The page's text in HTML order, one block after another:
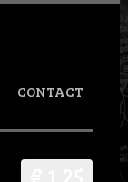
CONTACT